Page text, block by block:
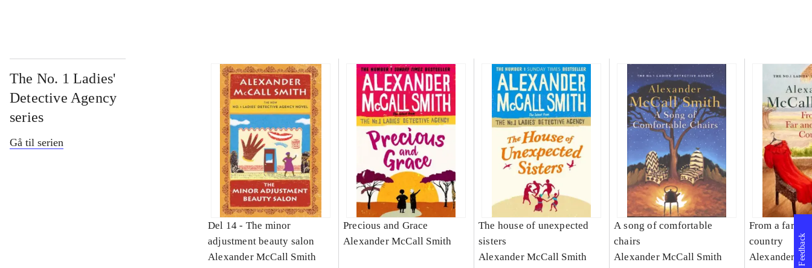
The No. 1 Ladies'
Detective Agency
series
Gå til serien
Del 14 - The minor
adjustment beauty salon
Alexander McCall Smith
Precious and Grace
Alexander McCall Smith
The house of unexpected
sisters
Alexander McCall Smith
A song of comfortable
chairs
Alexander McCall Smith
From a far
country
Alexander Feedback